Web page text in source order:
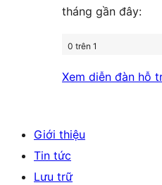
tháng gần đây:
0 trên 1
Xem diễn đàn hỗ
Giới thiệu
Tin tức
Lưu trữ